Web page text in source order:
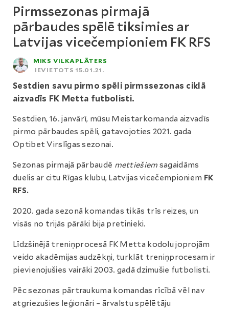
Pirmssezonas pirmajā
pārbaudes spēlē tiksimies ar
Latvijas vicečempioniem FK RFS
MIKS VILKAPLĀTERS
IEVIETOTS 15.01.21.
Sestdien savu pirmo spēli pirmssezonas ciklā
aizvadīs FK Metta futbolisti.
Sestdien, 16. janvārī, mūsu Meistarkomanda aizvadīs
pirmo pārbaudes spēli, gatavojoties 2021. gada
Optibet Virslīgas sezonai.
Sezonas pirmajā pārbaudē mettiešiem sagaidāms
duelis ar citu Rīgas klubu, Latvijas vicečempioniem FK
RFS.
2020. gada sezonā komandas tikās trīs reizes, un
visās no trijās pārāki bija pretinieki.
Līdzšinējā treniņprocesā FK Metta kodolu joprojām
veido akadēmijas audzēkņi, turklāt treniņprocesam ir
pievienojušies vairāki 2003. gadā dzimušie futbolisti.
Pēc sezonas pārtraukuma komandas rīcībā vēl nav
atgriezušies leģionāri – ārvalstu spēlētāju